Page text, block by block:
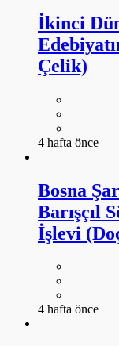
İkinci
Çelik)
4 hafta önce
Bosna
Barışçıl
İşlevi
4 hafta önce